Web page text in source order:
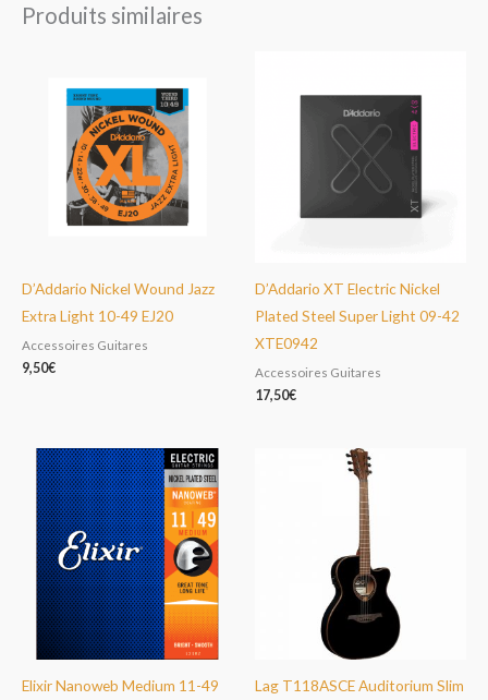
Produits similaires
D’Addario Nickel Wound Jazz
Extra Light 10-49 EJ20
Accessoires Guitares
9,50€
D’Addario XT Electric Nickel
Plated Steel Super Light 09-42
XTE0942
Accessoires Guitares
17,50€
Elixir Nanoweb Medium 11-49
Lag T118ASCE Auditorium Slim